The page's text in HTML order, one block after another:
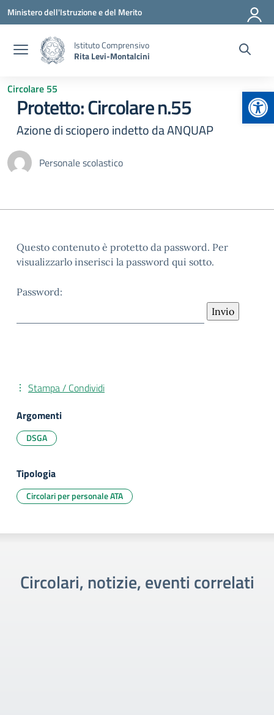
Vai ai contenuti
Vai al menu di navigazione
Vai al footer
Ministero dell'Istruzione e del Merito
Istituto Comprensivo
Rita Levi-Montalcini
Circolare 55
Protetto: Circolare n.55
Azione di sciopero indetto da ANQUAP
Personale scolastico
Questo contenuto è protetto da password. Per
visualizzarlo inserisci la password qui sotto.
Password:
Stampa / Condividi
Argomenti
DSGA
Tipologia
Circolari per personale ATA
Circolari, notizie, eventi correlati